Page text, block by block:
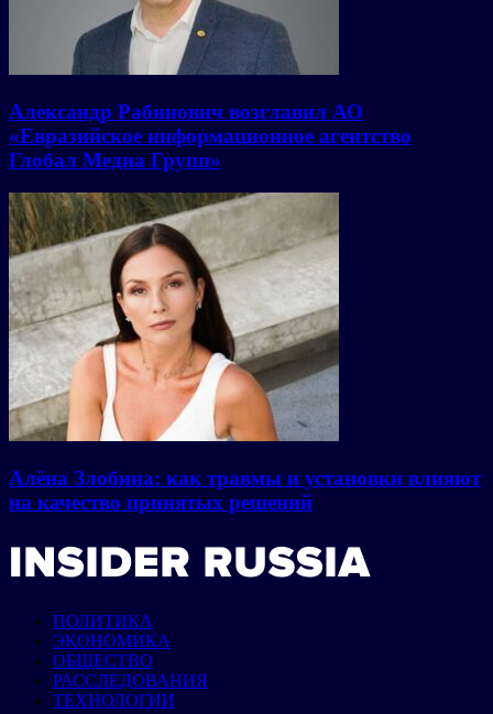
Александр Рабинович возглавил АО
«Евразийское информационное агентство
Глобал Медиа Групп»
Алёна Злобина: как травмы и установки влияют
на качество принятых решений
ПОЛИТИКА
ЭКОНОМИКА
ОБЩЕСТВО
РАССЛЕДОВАНИЯ
ТЕХНОЛОГИИ